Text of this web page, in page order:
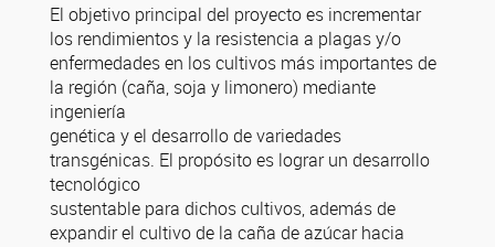
El objetivo principal del proyecto es incrementar
los rendimientos y la resistencia a plagas y/o
enfermedades en los cultivos más importantes de
la región (caña, soja y limonero) mediante
ingeniería
genética y el desarrollo de variedades
transgénicas. El propósito es lograr un desarrollo
tecnológico
sustentable para dichos cultivos, además de
expandir el cultivo de la caña de azúcar hacia